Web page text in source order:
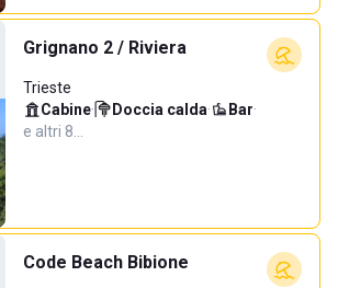
Grignano 2 / Riviera
Trieste
Cabine· Doccia calda· Bar·
e altri 8…
Code Beach Bibione